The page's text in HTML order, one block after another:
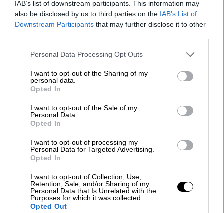
IAB’s list of downstream participants. This information may
also be disclosed by us to third parties on the IAB’s List of
Downstream Participants that may further disclose it to other
Please note that this website/app uses one or more Google
not limited to your visit or usage behaviour. You may click to
grant or deny consent to Google and its third-party tags to
use your data for below specified purposes in below Google
consent section.
Personal Data Processing Opt Outs
I want to opt-out of the Sharing of my
personal data.
Opted In
I want to opt-out of the Sale of my
Personal Data.
Opted In
I want to opt-out of processing my
Personal Data for Targeted Advertising.
Opted In
I want to opt-out of Collection, Use,
Retention, Sale, and/or Sharing of my
Personal Data that Is Unrelated with the
Purposes for which it was collected.
Opted Out
Αλεξανδρούπολη-Ορεστιάδα θα
εξυπηρετηθεί με λεωφορεία